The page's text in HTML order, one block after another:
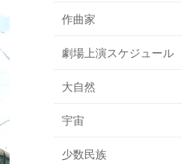
作曲家
劇場上演スケジュール
大自然
宇宙
少数民族